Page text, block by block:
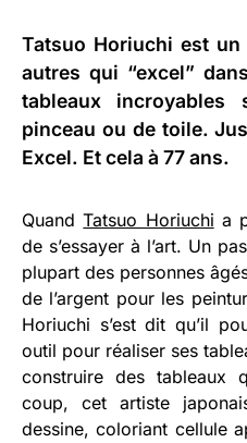
Tatsuo Horiuchi est un
autres qui “excel”
tableaux
pinceau ou de toile.
Excel. Et cela à 77 ans.
QuandTatsuo Horiuchi a
de s’essayer à l’art. Un
plupart des personnes
de l’argent pour les
Horiuchi s’est dit qu’il
outil pour réaliser ses
construire des tableaux
coup, cet artiste
dessine, coloriant cellule